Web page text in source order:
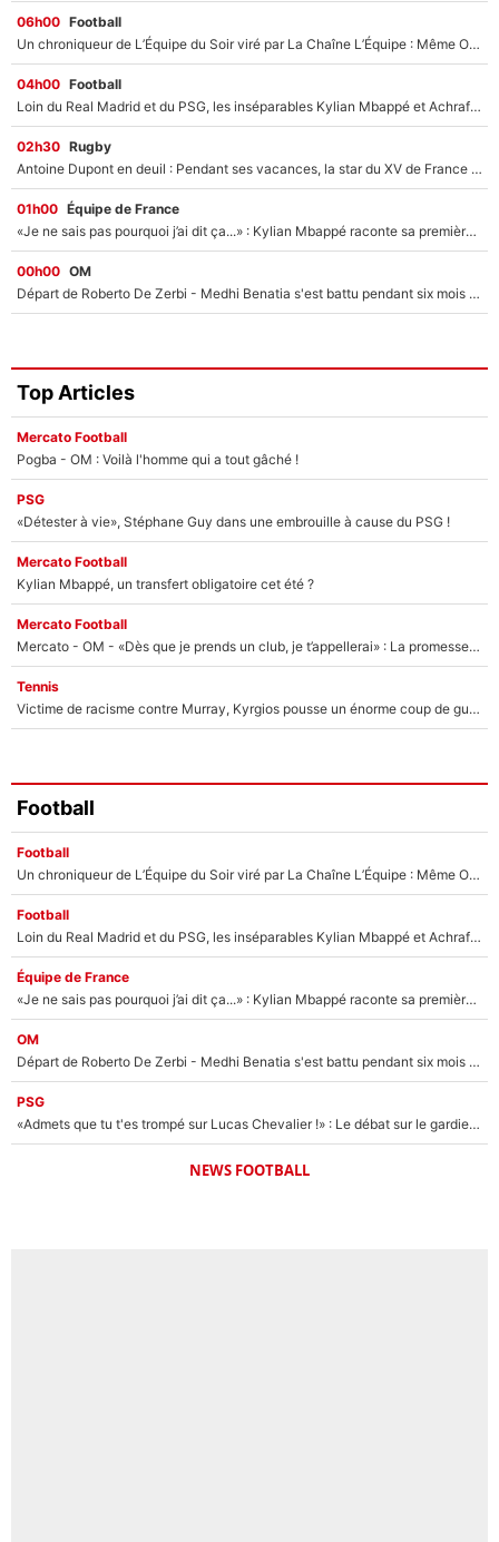
06h00 Football
Un chroniqueur de L’Équipe du Soir viré par La Chaîne L’Équipe : Même Olivier Ménard n’avait pas pu empêcher son départ, «je l’ai appris sur Twitter, je l’ai vécu assez mal»
04h00 Football
Loin du Real Madrid et du PSG, les inséparables Kylian Mbappé et Achraf Hakimi changent d'équipe le temps d'une journée !
02h30 Rugby
Antoine Dupont en deuil : Pendant ses vacances, la star du XV de France a perdu sa grand-mère
01h00 Équipe de France
«Je ne sais pas pourquoi j’ai dit ça...» : Kylian Mbappé raconte sa première rencontre avec Zinédine Zidane (et c’est très drôle)
00h00 OM
Départ de Roberto De Zerbi - Medhi Benatia s'est battu pendant six mois pour le retenir à l'OM, le PSG a été le naufrage de trop : «Je pars avec toi»
Top Articles
Mercato Football
Pogba - OM : Voilà l'homme qui a tout gâché !
PSG
«Détester à vie», Stéphane Guy dans une embrouille à cause du PSG !
Mercato Football
Kylian Mbappé, un transfert obligatoire cet été ?
Mercato Football
Mercato - OM - «Dès que je prends un club, je t’appellerai» : La promesse de Marcelino au moment de claquer la porte
Tennis
Victime de racisme contre Murray, Kyrgios pousse un énorme coup de gueule !
Football
Football
Un chroniqueur de L’Équipe du Soir viré par La Chaîne L’Équipe : Même Olivier Ménard n’avait pas pu empêcher son départ, «je l’ai appris sur Twitter, je l’ai vécu assez mal»
Football
Loin du Real Madrid et du PSG, les inséparables Kylian Mbappé et Achraf Hakimi changent d'équipe le temps d'une journée !
Équipe de France
«Je ne sais pas pourquoi j’ai dit ça...» : Kylian Mbappé raconte sa première rencontre avec Zinédine Zidane (et c’est très drôle)
OM
Départ de Roberto De Zerbi - Medhi Benatia s'est battu pendant six mois pour le retenir à l'OM, le PSG a été le naufrage de trop : «Je pars avec toi»
PSG
«Admets que tu t'es trompé sur Lucas Chevalier !» : Le débat sur le gardien du PSG vire au clash à l'After Foot
NEWS FOOTBALL